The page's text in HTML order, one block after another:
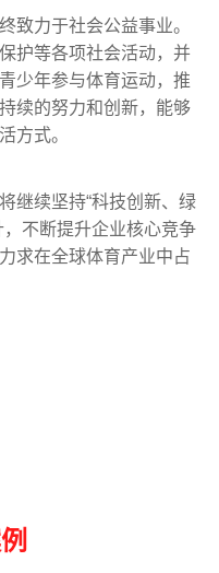
致力于社会公益事业。
护等各项社会活动，并
少年参与体育运动，推
续的努力和创新，能够
方式。
将继续坚持“科技创新、绿
不断提升企业核心竞争
求在全球体育产业中占